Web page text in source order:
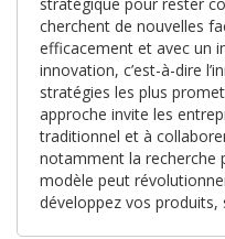
cherchent de nouvelles
efficacement et avec un
innovation, c’est-à-dire
stratégies les plus
approche invite les
traditionnel et à
notamment la recherche
modèle peut
développez vos produits,